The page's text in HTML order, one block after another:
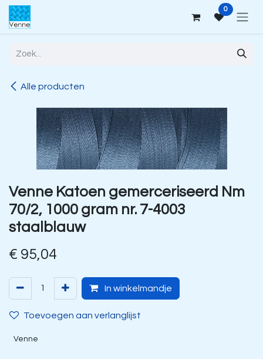
Overslaan naar inhoud 0
Alle producten
Venne Katoen gemerceriseerd Nm
70/2, 1000 gram nr. 7-4003
staalblauw
€ 95,04
In winkelmandje
Toevoegen aan verlanglijst
Venne